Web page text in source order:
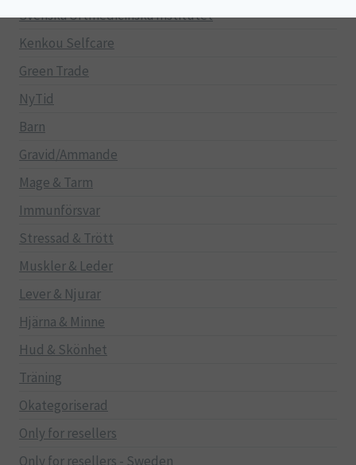
Svenska Örtmedicinska Institutet
Kenkou Selfcare
Green Trade
NyTid
Barn
Gravid/Ammande
Mage & Tarm
Immunförsvar
Stressad & Trött
Muskler & Leder
Lever & Njurar
Hjärna & Minne
Hud & Skönhet
Träning
Okategoriserad
Only for resellers
Only for resellers - Sweden